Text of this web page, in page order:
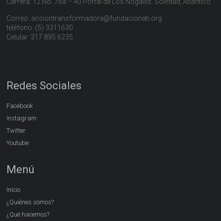
Correo: acciontransformadora@fundacionati.org
teléfono: (5) 3311630
Celular: 317 895 6235
Redes Sociales
Facebook
Instagram
Twitter
Youtube
Menú
Inicio
¿Quiénes somos?
¿Qué hacemos?